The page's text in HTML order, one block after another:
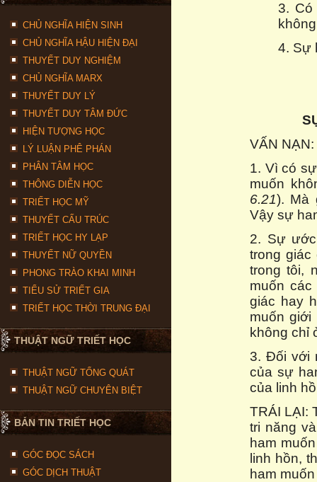
CHỦ NGHĨA HIỆN SINH
CHỦ NGHĨA HẬU HIỆN ĐẠI
THUYẾT DUY NGHIỆM
CHỦ NGHĨA MARX
THUYẾT DUY LÝ
THUYẾT DUY TÂM ĐỨC
HIỆN TƯỢNG HỌC
LÝ LUẬN PHÊ PHÁN
PHÂN TÂM HỌC
THÔNG DIỄN HỌC
TRIẾT HỌC MỸ
THUYẾT CẤU TRÚC
TRIẾT HỌC HY LẠP
THUYẾT NỮ QUYỀN
PHONG TRÀO KHAI MINH
TIỂU SỬ TRIẾT GIA
TRIẾT HỌC THỜI TRUNG ĐẠI
THUẬT NGỮ TRIẾT HỌC
THUẬT NGỮ TỔNG QUÁT
THUẬT NGỮ CHUYÊN BIỆT
BẢN TIN TRIẾT HỌC
GÓC ĐỌC SÁCH
GÓC DỊCH THUẬT
3. Có
4. Sự
VẤN
1. Vì có
muốn
6.21). Mà
Vậy sự
2. Sự
trong
trong tôi,
muốn
giác hay
muốn giới
không chỉ
3. Đối với
của sự
của linh
TRÁI LẠI:
tri năng
ham
linh hồn,
ham